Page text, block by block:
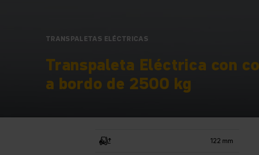
TRANSPALETAS ELÉCTRICAS
Transpaleta Eléctrica con
a bordo de 2500 kg
122 mm